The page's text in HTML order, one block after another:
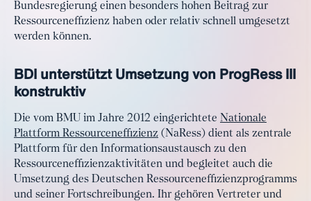
Bundesregierung einen besonders hohen Beitrag zur
Ressourceneffizienz haben oder relativ schnell umgesetzt
werden können.
BDI unterstützt Umsetzung von ProgRess III
konstruktiv
Die vom BMU im Jahre 2012 eingerichtete Nationale
Plattform Ressourceneffizienz (NaRess) dient als zentrale
Plattform für den Informationsaustausch zu den
Ressourceneffizienzaktivitäten und begleitet auch die
Umsetzung des Deutschen Ressourceneffizienzprogramms
und seiner Fortschreibungen. Ihr gehören Vertreter und